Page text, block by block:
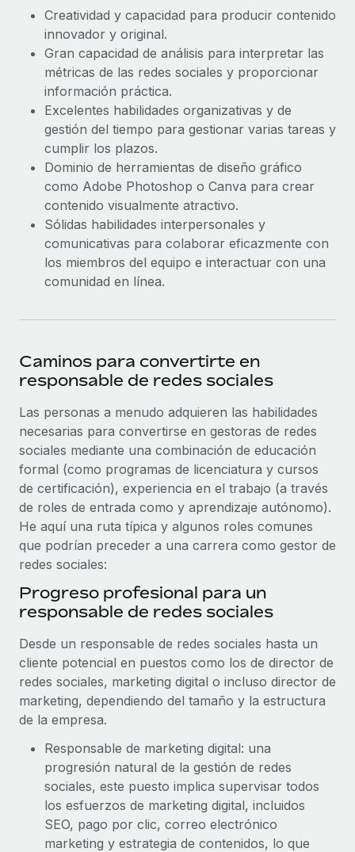
Creatividad y capacidad para producir contenido
innovador y original.
Gran capacidad de análisis para interpretar las
métricas de las redes sociales y proporcionar
información práctica.
Excelentes habilidades organizativas y de
gestión del tiempo para gestionar varias tareas y
cumplir los plazos.
Dominio de herramientas de diseño gráfico
como Adobe Photoshop o Canva para crear
contenido visualmente atractivo.
Sólidas habilidades interpersonales y
comunicativas para colaborar eficazmente con
los miembros del equipo e interactuar con una
comunidad en línea.
Caminos para convertirte en
responsable de redes sociales
Las personas a menudo adquieren las habilidades
necesarias para convertirse en gestoras de redes
sociales mediante una combinación de educación
formal (como programas de licenciatura y cursos
de certificación), experiencia en el trabajo (a través
de roles de entrada como y aprendizaje autónomo).
He aquí una ruta típica y algunos roles comunes
que podrían preceder a una carrera como gestor de
redes sociales:
Progreso profesional para un
responsable de redes sociales
Desde un responsable de redes sociales hasta un
cliente potencial en puestos como los de director de
redes sociales, marketing digital o incluso director de
marketing, dependiendo del tamaño y la estructura
de la empresa.
Responsable de marketing digital: una
progresión natural de la gestión de redes
sociales, este puesto implica supervisar todos
los esfuerzos de marketing digital, incluidos
SEO, pago por clic, correo electrónico
marketing y estrategia de contenidos, lo que